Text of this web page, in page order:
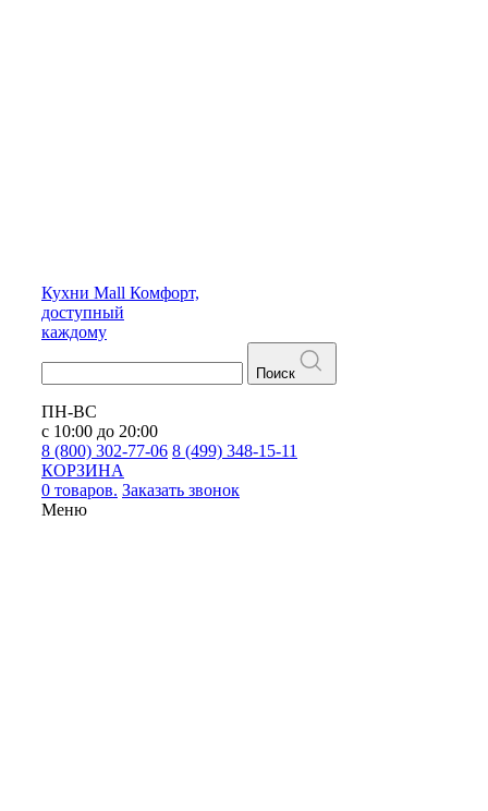
Кухни Mall Комфорт,
доступный
каждому
Поиск
ПН-ВС
с 10:00 до 20:00
8 (800) 302-77-06 8 (499) 348-15-11
КОРЗИНА
0 товаров. Заказать звонок
Меню